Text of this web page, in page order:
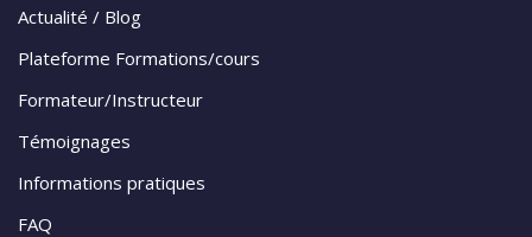
Actualité / Blog
Plateforme Formations/cours
Formateur/Instructeur
Témoignages
Informations pratiques
FAQ